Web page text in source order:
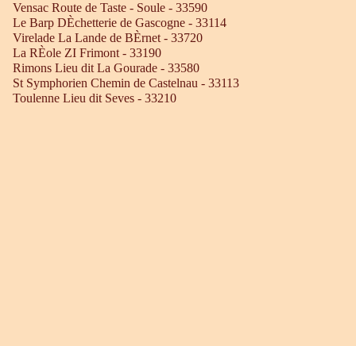
Vensac Route de Taste - Soule - 33590
Le Barp DÈchetterie de Gascogne - 33114
Virelade La Lande de BÈrnet - 33720
La RÈole ZI Frimont - 33190
Rimons Lieu dit La Gourade - 33580
St Symphorien Chemin de Castelnau - 33113
Toulenne Lieu dit Seves - 33210